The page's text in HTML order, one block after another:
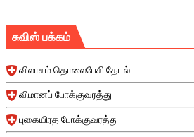
சுவிஸ் பக்கம்
விலாசம் தொலைபேசி தேடல்
விமானப் போக்குவரத்து
புகையிரத போக்குவரத்து